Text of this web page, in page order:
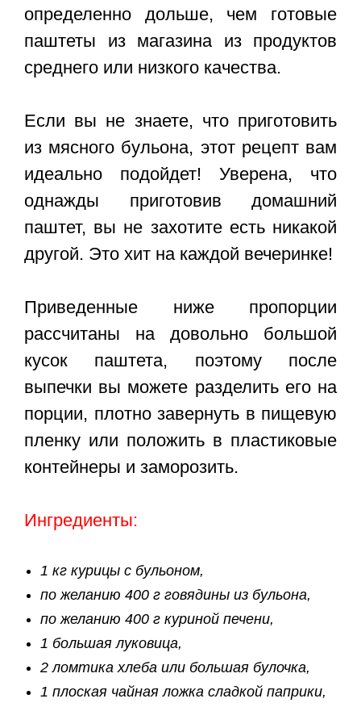
определенно дольше, чем готовые
паштеты из магазина из продуктов
среднего или низкого качества.
Если вы не знаете, что приготовить
из мясного бульона, этот рецепт вам
идеально подойдет! Уверена, что
однажды приготовив домашний
паштет, вы не захотите есть никакой
другой. Это хит на каждой вечеринке!
Приведенные ниже пропорции
рассчитаны на довольно большой
кусок паштета, поэтому после
выпечки вы можете разделить его на
порции, плотно завернуть в пищевую
пленку или положить в пластиковые
контейнеры и заморозить.
Ингредиенты:
1 кг курицы с бульоном,
по желанию 400 г говядины из бульона,
по желанию 400 г куриной печени,
1 большая луковица,
2 ломтика хлеба или большая булочка,
1 плоская чайная ложка сладкой паприки,